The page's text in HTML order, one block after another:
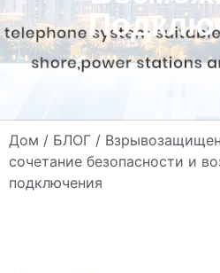
Дом / БЛОГ /
сочетание безопасности и
подключения